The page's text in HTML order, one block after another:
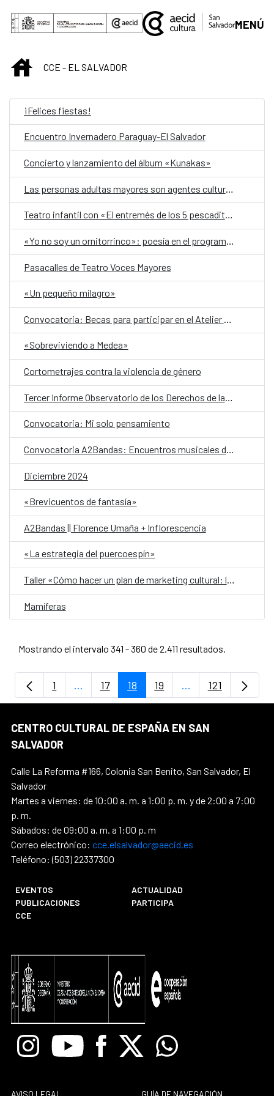
Saltar al contenido principal
MENÚ
INICIOCCE - EL SALVADOR
¡Felices fiestas!
Encuentro Invernadero Paraguay-El Salvador
Concierto y lanzamiento del álbum «Kunakas»
Las personas adultas mayores son agentes culturales relevantes
Teatro infantil con «El entremés de los 5 pescaditos y el río revuelto»
«Yo no soy un ornitorrinco»: poesía en el programa +Accesible
Pasacalles de Teatro Voces Mayores
«Un pequeño milagro»
«Sobreviviendo a Medea»
Cortometrajes contra la violencia de género
Convocatoria: Mi solo pensamiento
Convocatoria A2Bandas: Encuentros musicales del CCESV [2025]
Diciembre 2024
«Brevicuentos de fantasía»
A2Bandas || Florence Umaña + Inflorescencia
«La estrategia del puercoespín»
Taller «Cómo hacer un plan de marketing cultural: las 7P»
Mamíferas
Mostrando el intervalo 341 - 360 de 2.411 resultados.
Página
1 ...Páginas intermedias Use TAB para
Página
17 Página
18 Página
19 ...PáginasPágina
121
CENTRO CULTURAL DE ESPAÑA EN SAN
SALVADOR
Calle La Reforma #166, Colonia San Benito, San Salvador, El
Salvador
Martes a viernes: de 10:00 a. m. a 1:00 p. m. y de 2:00 a 7:00
p. m.
Sábados: de 09:00 a. m. a 1:00 p. m
Correo electrónico: cce.elsalvador@aecid.es
Teléfono: (503) 22337300
EVENTOS
ACTUALIDAD
PUBLICACIONES
PARTICIPA
CCE
InstagramYoutube Facebook
X Whatsapp